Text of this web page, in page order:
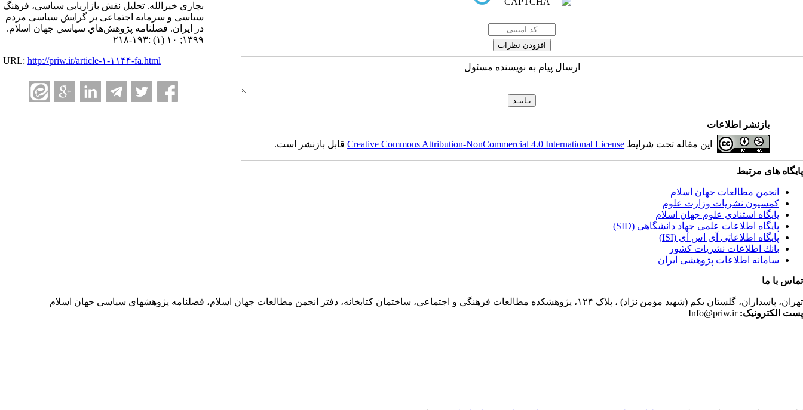
بچاری خیرالله. تحلیل نقش بازاریابی سیاسی، فرهنگ
سیاسی و سرمایه اجتماعی بر گرایش سیاسی مردم
در ایران. فصلنامه پژوهش‌هاي سياسي جهان اسلام.
۱۳۹۹; ۱۰ (۱) :۱۹۳-۲۱۸
URL: http://priw.ir/article-۱-۱۱۴۴-fa.html
ارسال پیام به نویسنده مسئول
بازنشر اطلاعات
این مقاله تحت شرایط Creative Commons Attribution-NonCommercial 4.0 International Licenseقابل بازنشر است.
پایگاه های مرتبط
انجمن مطالعات جهان اسلام
کمسیون نشریات وزارت علوم
پايگاه استنادي علوم جهان اسلام
پایگاه اطلاعات علمی جهاد دانشگاهی (SID)
پایگاه اطلاعاتی آی اس آی (ISI)
بانك اطلاعات نشريات كشور
سامانه اطلاعات پژوهشی ایران
تماس با ما
تهران، پاسداران، گلستان یکم (شهید مؤمن نژاد) ، پلاک ۱۲۴، پژوهشکده مطالعات فرهنگی و اجتماعی، ساختمان کتابخانه، دفتر انجمن مطالعات جهان اسلام، فصلنامه پژوهشهای سیاسی جهان اسلام
پست الکترونیک:Info@priw.ir